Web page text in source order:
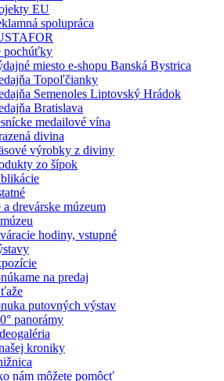
EU
spolupráca
pochúťky
miesto e-shopu Banská Bystrica
Topoľčianky
Semenoles Liptovský Hrádok
Bratislava
medailové vína
divina
výrobky z diviny
zo šípok
drevárske múzeum
hodiny, vstupné
na predaj
putovných výstav
panorámy
kroniky
nám môžete pomôcť